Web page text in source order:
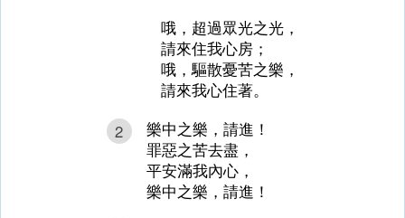
哦，超過眾光之光，
請來住我心房；
哦，驅散憂苦之樂，
請來我心住著。
2
樂中之樂，請進！
罪惡之苦去盡，
平安滿我內心，
樂中之樂，請進！